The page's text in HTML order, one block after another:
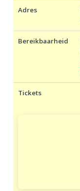
Adres
Bereikbaarheid
Tickets